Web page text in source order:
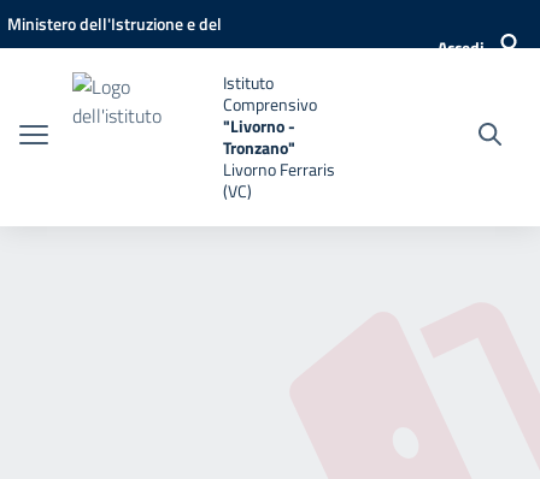
Vai ai contenuti
Vai al menu di navigazione
Vai al footer
Ministero dell'Istruzione e del
Accedi
Istituto
Comprensivo
"Livorno -
Tronzano"
Livorno Ferraris
(VC)